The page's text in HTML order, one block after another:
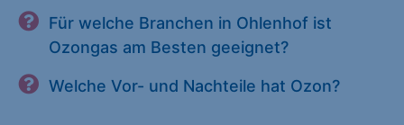
Für welche Branchen in Ohlenhof ist
Ozongas am Besten geeignet?
Welche Vor- und Nachteile hat Ozon?